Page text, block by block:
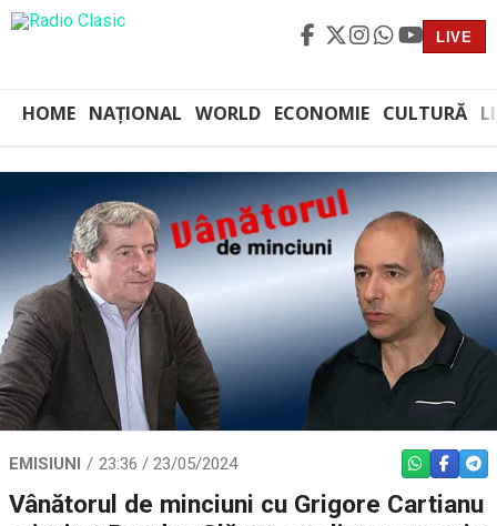
LIVE
HOME NAȚIONAL WORLD ECONOMIE CULTURĂ
EMISIUNI 23:36 / 23/05/2024 WHATSAPP
Vânătorul de minciuni cu Grigore Cartianu